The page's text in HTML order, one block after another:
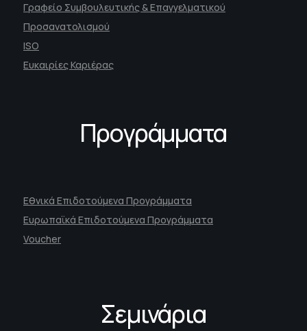
Γραφείο Συμβουλευτικής & Επαγγελματικού
Προσανατολισμού
ISO
Ευκαιρίες Καριέρας
Προγράμματα
Εθνικά Επιδοτούμενα Προγράμματα
Ευρωπαϊκά Επιδοτούμενα Προγράμματα
Voucher
Σεμινάρια